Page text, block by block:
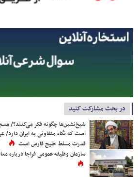
در بحث مشارکت کنید
شیخ‌نشین‌ها چگونه فکر می‌کنند؟/
است که نگاه متفاوتی به ایران دارد/
قدرت مسلط خلیج فارس است
سازمان وظیفه عمومی فراجا درباره